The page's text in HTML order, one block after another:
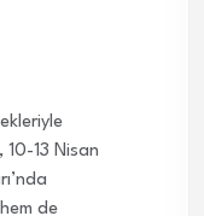
13 Nisan
de